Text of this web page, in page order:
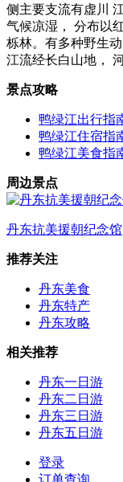
侧主要支流有虚川
气候凉湿， 分布以
栎林。有多种野生
江流经长白山地，
景点攻略
鸭绿江出行指
鸭绿江住宿指
鸭绿江美食指
周边景点
丹东抗美援朝纪念馆
推荐关注
丹东美食
丹东特产
丹东攻略
相关推荐
丹东一日游
丹东二日游
丹东三日游
丹东五日游
登录
订单查询